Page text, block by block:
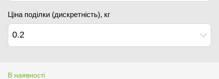
Ціна поділки (дискретність), кг
0.2
В наявності